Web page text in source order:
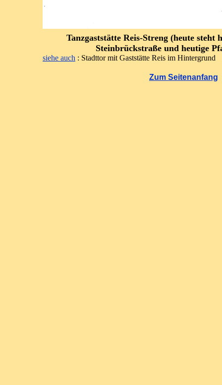
Tanzgaststätte Reis-Streng (heute steht
Steinbrückstraße und heutige
siehe auch : Stadttor mit Gaststätte Reis im Hintergrund
Zum Seitenanfang